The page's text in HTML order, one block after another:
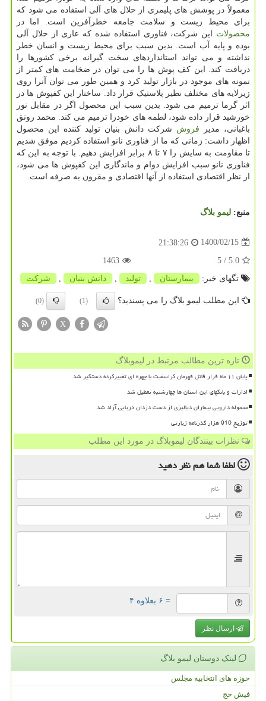
معمولاً در پوشش های پلیمری از حلال های آلی استفاده می شود که
برای محیط زیست و سلامت جامعه خطرآفرین است. اما در
محصولات این شرکت، فناوری استفاده شده که عاری از حلال آلی
بوده و پایه آب است. بدین سبب برای محیط زیست و انسان خطر
نداشته و می تواند استانداردهای سخت گیرانه برخی کشورها را
دریافت کند. این کف پوش ها را می توان در ضخامت های کمتر از
نمونه های موجود در بازار تولید کرد و همین طور می توان آنرا روی
زیرلایه های مختلف نظیر پلاستیک قرار داد. ساختار این کفپوش ها در
اثر گرما ترمیم می شود. بدین سبب این محصول اگر در مقابل نور
خورشید قرار داده شود، لطمه های خودرا ترمیم می کند. محمد رونق
باغبانی، مدیر فروش شرکت دانش بنیان تولید کننده این محصول
اظهار داشت: زمانی که ما از فناوری نانو استفاده کردیم موفق شدیم
تا مقاومت به سایش را ۷ تا ۸ برابر افزایش دهیم. با توجه به این که
فناوری نانو سبب افزایش دوام و ماندگاری این کفپوش ها می شود،
از نظر اقتصادی استفاده از آنها اقتصادی و مقرون به صرفه است.
منبع: لیمو بلاگ
1400/02/15
21:38:26
5.0
/ 5
1463
تگهای خبر:
بیمارستان تولید دانش بنیان شركت
این مطلب لیمو بلاگ را می پسندید؟ (1)
(0)
X
تازه ترین مطالب مرتبط در لیموبلاگ
پایان ۱۱ ماه فرار قاتل قهرمان کراسفیت با چهره ای تغییرکرده دستگیر شد
ادارات و بانکهای این استان ها چهارشنبه تعطیل شد
محموله دارویی بیماران دیالیزی از دست دزدان دریایی آزاد شد
توزیع 910 هزار گذرنامه زیارتی
نظرات بینندگان لیموبلاگ در مورد این مطلب
لطفا شما همنظر دهید
= ۶ بعلاوه ۴
ارسال نظر
لینک دوستان لیمو بلاگ
حوزه های انتخابیه مجلس
فیش حج